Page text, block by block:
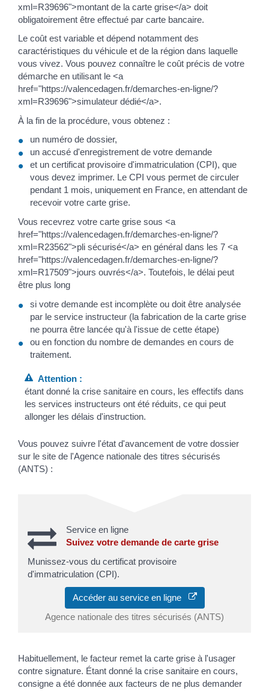
xml=R39696">montant de la carte grise</a> doit
obligatoirement être effectué par carte bancaire.
Le coût est variable et dépend notamment des
caractéristiques du véhicule et de la région dans laquelle
vous vivez. Vous pouvez connaître le coût précis de votre
démarche en utilisant le <a
href="https://valencedagen.fr/demarches-en-ligne/?
xml=R39696">simulateur dédié</a>.
À la fin de la procédure, vous obtenez :
un numéro de dossier,
un accusé d'enregistrement de votre demande
et un certificat provisoire d'immatriculation (CPI), que
vous devez imprimer. Le CPI vous permet de circuler
pendant 1 mois, uniquement en France, en attendant de
recevoir votre carte grise.
Vous recevrez votre carte grise sous <a
href="https://valencedagen.fr/demarches-en-ligne/?
xml=R23562">pli sécurisé</a> en général dans les 7 <a
href="https://valencedagen.fr/demarches-en-ligne/?
xml=R17509">jours ouvrés</a>. Toutefois, le délai peut
être plus long
si votre demande est incomplète ou doit être analysée
par le service instructeur (la fabrication de la carte grise
ne pourra être lancée qu'à l'issue de cette étape)
ou en fonction du nombre de demandes en cours de
traitement.
Attention :
étant donné la crise sanitaire en cours, les effectifs dans
les services instructeurs ont été réduits, ce qui peut
allonger les délais d'instruction.
Vous pouvez suivre l'état d'avancement de votre dossier
sur le site de l'Agence nationale des titres sécurisés
(ANTS) :
Service en ligne
Suivez votre demande de carte grise
Munissez-vous du certificat provisoire
d'immatriculation (CPI).
Accéder au service en ligne
Agence nationale des titres sécurisés (ANTS)
Habituellement, le facteur remet la carte grise à l'usager
contre signature. Étant donné la crise sanitaire en cours,
consigne a été donnée aux facteurs de ne plus demander